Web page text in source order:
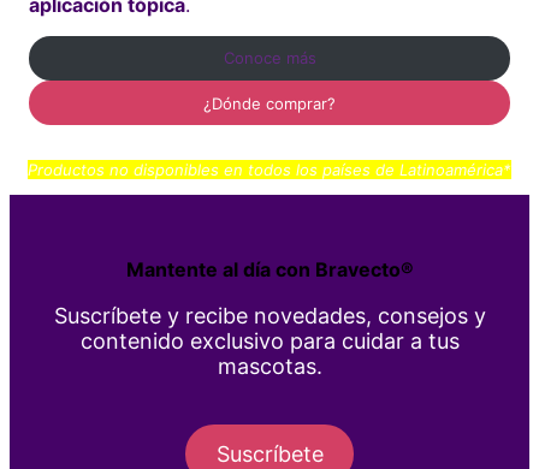
Conoce más
¿Dónde comprar?
Productos no disponibles en todos los países de Latinoamérica*
Mantente al día con Bravecto®
Suscríbete y recibe novedades, consejos y
contenido exclusivo para cuidar a tus
mascotas.
Suscríbete